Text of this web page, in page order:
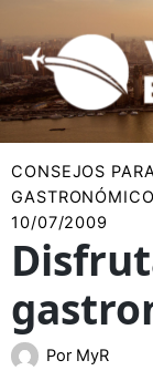
al
contenido
CONSEJOS
GASTRONÓMICO
10/07/2009
Por MyR